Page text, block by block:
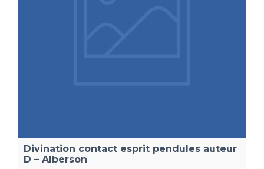
Divination contact esprit pendules auteur
D – Alberson